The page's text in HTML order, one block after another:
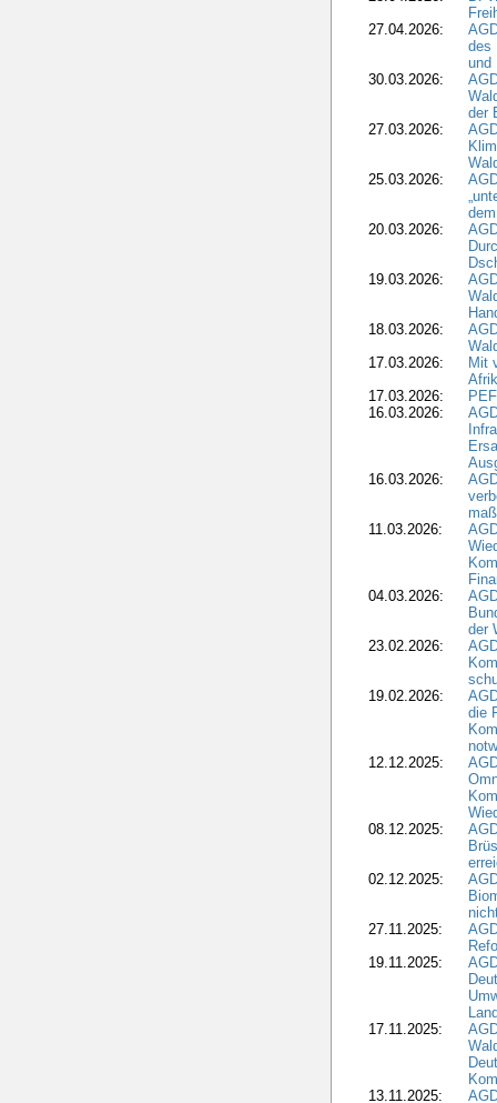
27.04.2026:
des
und
30.03.2026:
der
27.03.2026:
25.03.2026:
20.03.2026:
19.03.2026:
18.03.2026:
17.03.2026:
Mit
17.03.2026:
16.03.2026:
16.03.2026:
11.03.2026:
04.03.2026:
der
23.02.2026:
19.02.2026:
die
12.12.2025:
08.12.2025:
02.12.2025:
27.11.2025:
19.11.2025:
17.11.2025:
13.11.2025: